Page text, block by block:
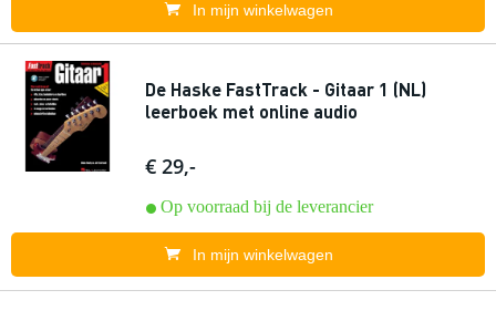
In mijn winkelwagen
De Haske FastTrack - Gitaar 1 (NL)
leerboek met online audio
€ 29,-
Op voorraad bij de leverancier
In mijn winkelwagen